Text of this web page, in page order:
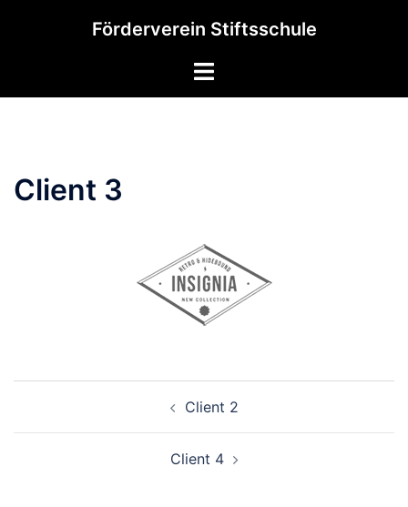
Förderverein Stiftsschule
Menü
Client 3
Client 2
Client 4